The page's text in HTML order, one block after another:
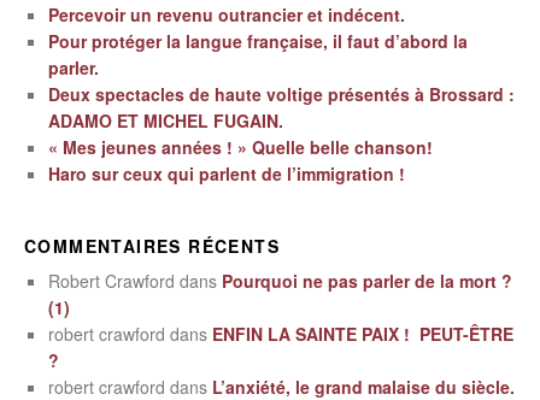
Percevoir un revenu outrancier et indécent.
Pour protéger la langue française, il faut d’abord la
parler.
Deux spectacles de haute voltige présentés à Brossard :
ADAMO ET MICHEL FUGAIN.
« Mes jeunes années ! » Quelle belle chanson!
Haro sur ceux qui parlent de l’immigration !
COMMENTAIRES RÉCENTS
Robert Crawford dans Pourquoi ne pas parler de la mort ?
(1)
robert crawford dans ENFIN LA SAINTE PAIX ! PEUT-ÊTRE
?
robert crawford dans L’anxiété, le grand malaise du siècle.